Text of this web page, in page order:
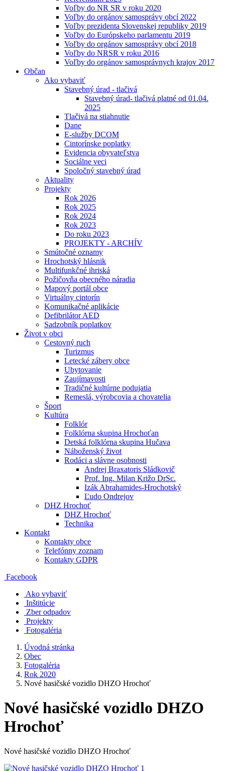
Voľby do NR SR v roku 2020
Voľby do orgánov samosprávy obcí 2022
Voľby prezidenta Slovenskej republiky 2019
Voľby do Európskeho parlamentu 2019
Voľby do orgánov samosprávy obcí 2018
Voľby do NRSR v roku 2016
Voľby do orgánov samosprávnych krajov 2017
Občan
Ako vybaviť
Stavebný úrad - tlačivá
Stavebný úrad- tlačivá platné od 01.04.
2025
Tlačivá na stiahnutie
Dane
E-služby DCOM
Cintorínske poplatky
Evidencia obyvateľstva
Sociálne veci
Spoločný stavebný úrad
Aktuality
Projekty
Rok 2026
Rok 2025
Rok 2024
Rok 2023
Do roku 2023
PROJEKTY - ARCHÍV
Smútočné oznamy
Hrochotský hlásnik
Multifunkčné ihriská
Požičovňa obecného náradia
Mapový portál obce
Virtuálny cintorín
Komunikačné aplikácie
Defibrilátor AED
Sadzobník poplatkov
Život v obci
Cestovný ruch
Turizmus
Letecké zábery obce
Ubytovanie
Zaujímavosti
Tradičné kultúrne podujatia
Remeslá, výrobcovia a chovatelia
Šport
Kultúra
Folklór
Folklórna skupina Hrochoťan
Detská folklórna skupina Hučava
Náboženský život
Rodáci a slávne osobnosti
Andrej Braxatoris Sládkovič
Prof. Ing. Milan Križo DrSc.
Izák Abrahamides-Hrochotský
Ľudo Ondrejov
DHZ Hrochoť
DHZ Hrochoť
Technika
Kontakt
Kontakty obce
Telefónny zoznam
Kontakty GDPR
Facebook
Ako vybaviť
Inštitúcie
Zber odpadov
Projekty
Fotogaléria
Úvodná stránka
Obec
Fotogaléria
Rok 2020
Nové hasičské vozidlo DHZO Hrochoť
Nové hasičské vozidlo DHZO
Hrochoť
Nové hasičské vozidlo DHZO Hrochoť